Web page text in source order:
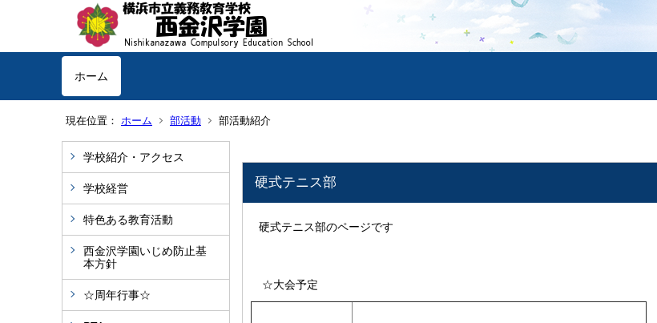
ホーム
現在位置： ホーム 部活動 部活動紹介
学校紹介・アクセス
学校経営
特色ある教育活動
西金沢学園いじめ防止基
本方針
☆周年行事☆
硬式テニス部
硬式テニス部のページです
☆大会予定